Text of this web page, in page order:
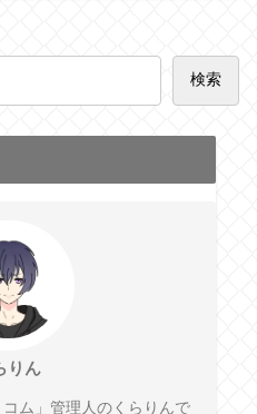
検索
りん
コム」管理人のくらりんで